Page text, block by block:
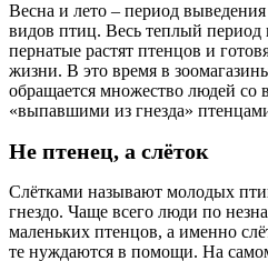
Весна и лето – период
видов птиц. Весь теплый период
пернатые растят птенцов и
жизни. В это время в
обращается множество людей со
«выпавшими из гнезда»
Не птенец, а слёток
Слётками называют молодых
гнездо. Чаще всего люди по
маленьких птенцов, а именно
те нуждаются в помощи. На